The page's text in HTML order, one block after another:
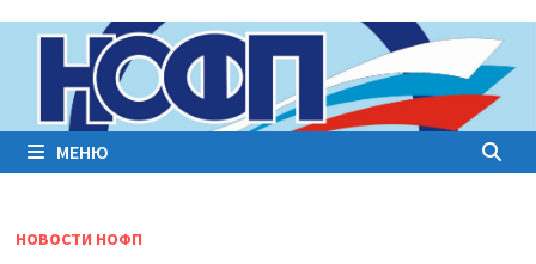
МЕНЮ
НОВОСТИ НОФП